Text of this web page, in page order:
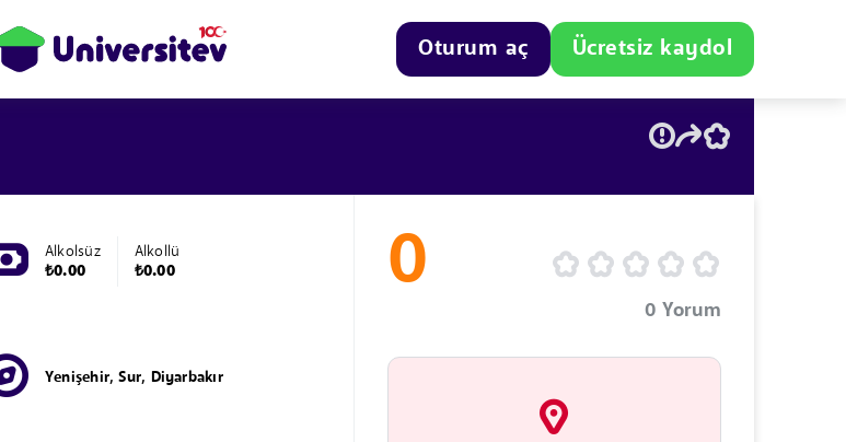
Oturum aç Ücretsiz kaydol
Alkolsüz
₺0.00
Alkollü
₺0.00
Yenişehir, Sur, Diyarbakır
0
0 Yorum